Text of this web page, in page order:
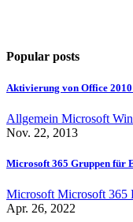
Popular posts
Aktivierung von Office
Allgemein Microsoft
Nov. 22, 2013
Microsoft 365 Gruppen für
Microsoft Microsoft 365
Apr. 26, 2022